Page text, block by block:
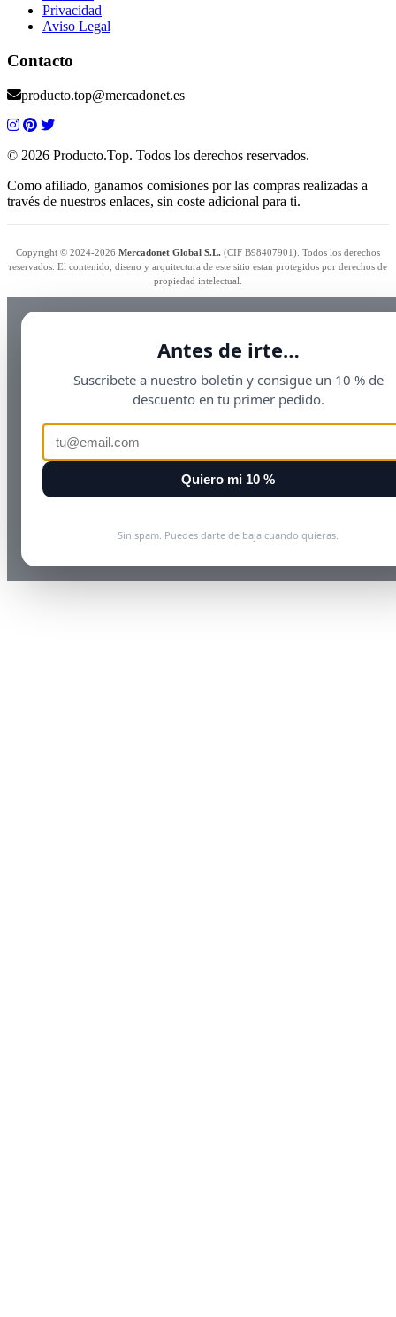
Privacidad
Aviso Legal
Contacto
producto.top@mercadonet.es
© 2026 Producto.Top. Todos los derechos reservados.
Como afiliado, ganamos comisiones por las compras realizadas a
través de nuestros enlaces, sin coste adicional para ti.
Copyright © 2024-2026 Mercadonet Global S.L. (CIF B98407901). Todos los derechos
reservados. El contenido, diseno y arquitectura de este sitio estan protegidos por derechos de
propiedad intelectual.
Antes de irte…
Suscribete a nuestro boletin y consigue un 10 % de
descuento en tu primer pedido.
Quiero mi 10 %
Sin spam. Puedes darte de baja cuando quieras.